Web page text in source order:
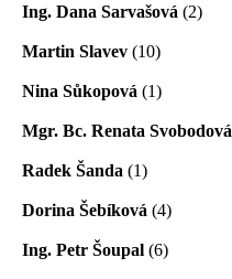
Ing. Dana Sarvašová (2)
Martin Slavev (10)
Nina Sůkopová (1)
Mgr. Bc. Renata Svobodová
Radek Šanda (1)
Dorina Šebíková (4)
Ing. Petr Šoupal (6)